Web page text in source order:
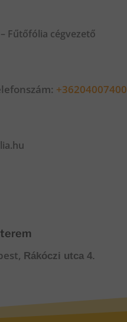
Fűtőfólia cégvezető
+36204007400
Rákóczi utca 4.